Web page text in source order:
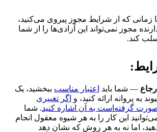
زمانی که از شرایط مجوز پیروی می‌کنید،
مجوز نمی‌تواند این آزادی‌ها را از شما
کند.
ارجاع — شما باید اعتبار مناسب ببخشید، یک
به پروانه ارائه کنید، و اگر تغییری
گرفته‌است به آن اشاره کنید. شما
این کار را به هر شیوه معقول انجام
اما نه به هر روش که نشان دهد